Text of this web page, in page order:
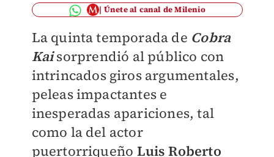
Únete al canal de Milenio
La quinta temporada de Cobra
Kaisorprendió al público con
intrincados giros argumentales,
peleas impactantes e
inesperadas apariciones, tal
como la del actor
puertorriqueño Luis Roberto